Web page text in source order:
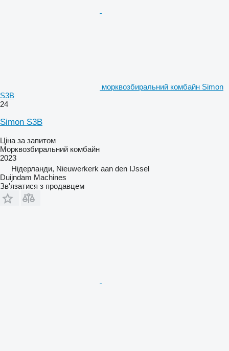
морквозбиральний комбайн Simon
S3B
24
Simon S3B
Ціна за запитом
Морквозбиральний комбайн
2023
Нідерланди, Nieuwerkerk aan den IJssel
Duijndam Machines
Зв'язатися з продавцем